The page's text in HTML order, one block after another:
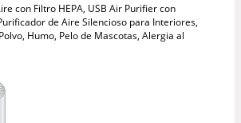
con Filtro HEPA, USB Air Purifier con
de Aire Silencioso para Interiores,
Humo, Pelo de Mascotas, Alergia al